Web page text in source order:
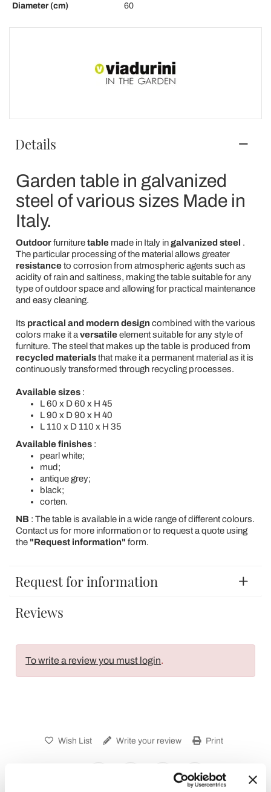
Diameter (cm)
60
Details
Garden table in galvanized
steel of various sizes Made in
Italy.
Outdoorfurnituretablemade in Italy ingalvanized steel .
The particular processing of the material allows greater
resistanceto corrosion from atmospheric agents such as
acidity of rain and saltiness, making the table suitable for any
type of outdoor space and allowing for practical maintenance
and easy cleaning.
Its practical and modern design combined with the various
colors make it a versatileelement suitable for any style of
furniture. The steel that makes up the table is produced from
recycled materialsthat make it a permanent material as it is
continuously transformed through recycling processes.
Available sizes:
L 60 x D 60 x H 45
L 90 x D 90 x H 40
L 110 x D 110 x H 35
Available finishes:
pearl white;
mud;
antique grey;
black;
corten.
NB: The table is available in a wide range of different colours.
Contact us for more information or to request a quote using
the "Request information" form.
Request for information
Reviews
To write a review you must login.
Wish List Write your review Print